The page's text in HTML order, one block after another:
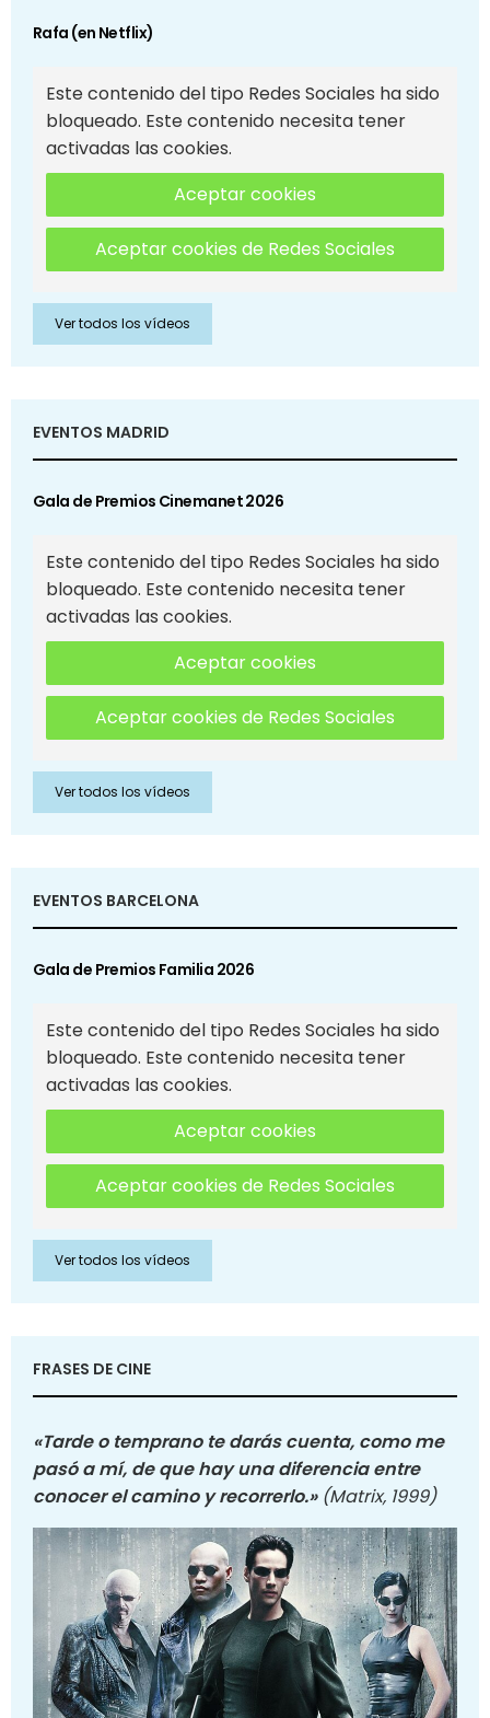
Rafa (en Netflix)
Este contenido del tipo Redes Sociales ha sido
bloqueado. Este contenido necesita tener
activadas las cookies.
Aceptar cookies
Aceptar cookies de Redes Sociales
Ver todos los vídeos
EVENTOS MADRID
Gala de Premios Cinemanet 2026
Este contenido del tipo Redes Sociales ha sido
bloqueado. Este contenido necesita tener
activadas las cookies.
Aceptar cookies
Aceptar cookies de Redes Sociales
Ver todos los vídeos
EVENTOS BARCELONA
Gala de Premios Familia 2026
Este contenido del tipo Redes Sociales ha sido
bloqueado. Este contenido necesita tener
activadas las cookies.
Aceptar cookies
Aceptar cookies de Redes Sociales
Ver todos los vídeos
FRASES DE CINE
«Tarde o temprano te darás cuenta, como me
pasó a mí, de que hay una diferencia entre
conocer el camino y recorrerlo.» (Matrix, 1999)